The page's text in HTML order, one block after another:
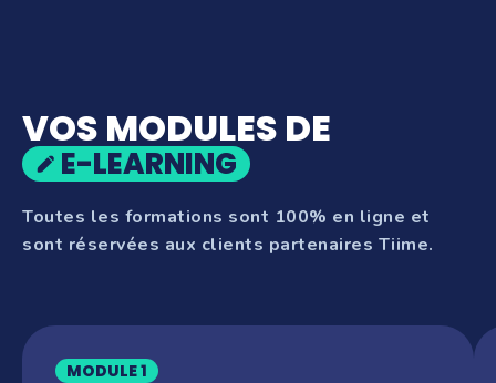
VOS MODULES DE
E-LEARNING
Toutes les formations sont 100% en ligne et
sont réservées aux clients partenaires Tiime.
MODULE 1